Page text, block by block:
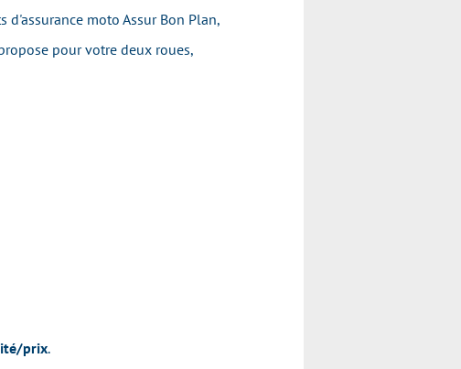
d'assurance moto Assur Bon Plan,
pour votre deux roues,
prix.